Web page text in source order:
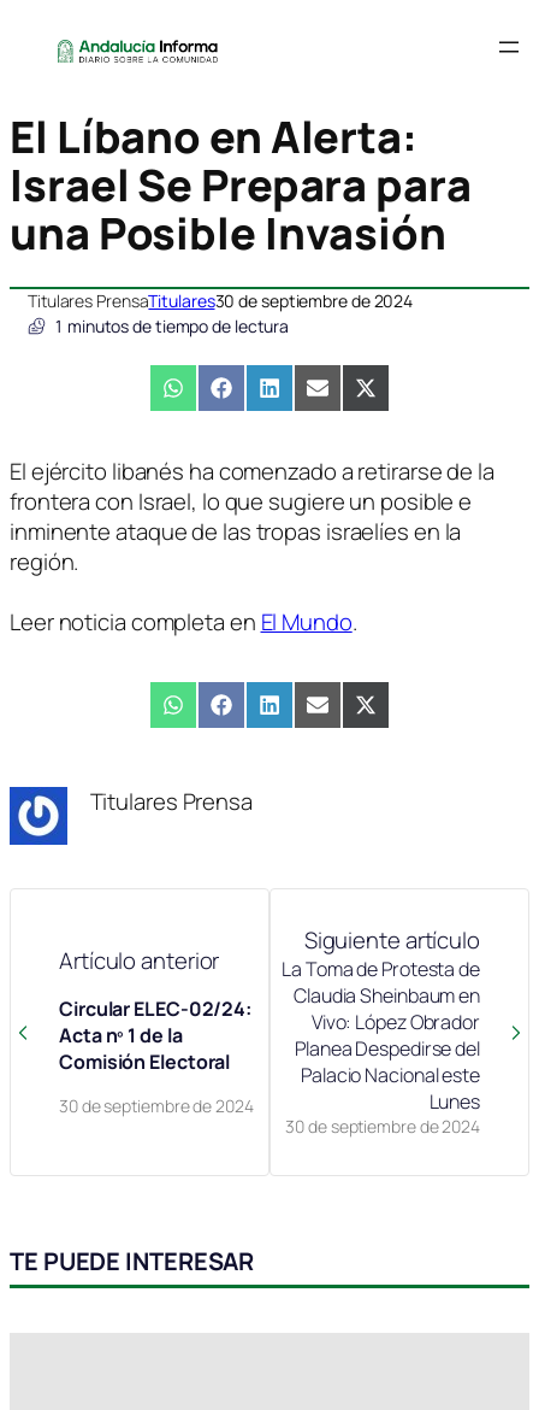
El Líbano en Alerta:
Israel Se Prepara para
una Posible Invasión
Titulares PrensaTitulares30 de septiembre de 2024
1 minutos de tiempo de lectura
Compartir
en
WhatsAppCompartir
en
FacebookCompartir
en
LinkedInCompartir
en
EmailCompartir
en
X
(Twitter)
El ejército libanés ha comenzado a retirarse de la
frontera con Israel, lo que sugiere un posible e
inminente ataque de las tropas israelíes en la
región.
Leer noticia completa en El Mundo.
Compartir
en
WhatsAppCompartir
en
FacebookCompartir
en
LinkedInCompartir
en
EmailCompartir
en
X
(Twitter)
Titulares Prensa
Artículo anterior
30 de septiembre de 2024
Circular ELEC-02/24:
Acta nº 1 de la
Comisión Electoral
Siguiente artículo
30 de septiembre de 2024
La Toma de Protesta de
Claudia Sheinbaum en
Vivo: López Obrador
Planea Despedirse del
Palacio Nacional este
Lunes
TE PUEDE INTERESAR